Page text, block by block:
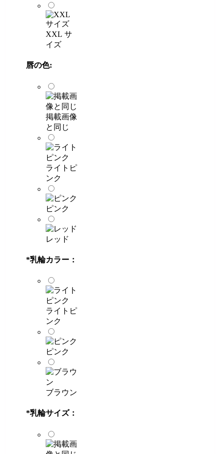
XXL サ
イズ
唇の色:
掲載画像
と同じ
ライトピ
ンク
ピンク
レッド
*乳輪カラー：
ライトピ
ンク
ピンク
ブラウン
*乳輪サイズ：